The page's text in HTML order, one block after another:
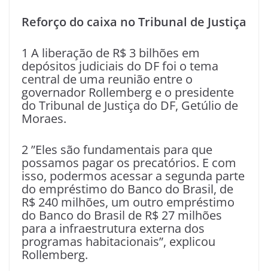
Reforço do caixa no Tribunal de Justiça
1 A liberação de R$ 3 bilhões em
depósitos judiciais do DF foi o tema
central de uma reunião entre o
governador Rollemberg e o presidente
do Tribunal de Justiça do DF, Getúlio de
Moraes.
2 ”Eles são fundamentais para que
possamos pagar os precatórios. E com
isso, podermos acessar a segunda parte
do empréstimo do Banco do Brasil, de
R$ 240 milhões, um outro empréstimo
do Banco do Brasil de R$ 27 milhões
para a infraestrutura externa dos
programas habitacionais”, explicou
Rollemberg.